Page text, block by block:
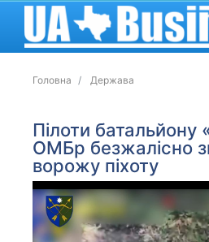
Головна Держава
Пілоти
ОМБр безжалісно
ворожу піхоту